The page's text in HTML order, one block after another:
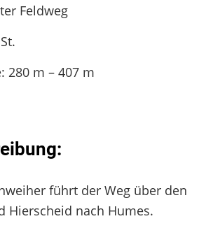
Feldweg
280 m – 407 m
führt der Weg über den
Hierscheid nach Humes.